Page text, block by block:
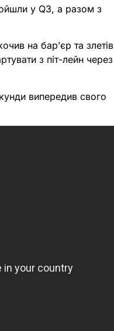
у Q3, а разом з
на бар’єр та злетів
з піт-лейн через
випередив свого